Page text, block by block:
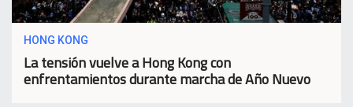
HONG KONG
La tensión vuelve a Hong Kong con
enfrentamientos durante marcha de Año Nuevo